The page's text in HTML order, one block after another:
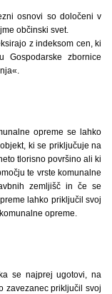
osnovi so določeni v
občinski svet.
z indeksom cen, ki
Gospodarske zbornice
opreme se lahko
ki se priključuje na
tlorisno površino ali ki
te vrste komunalne
zemljišč in če se
lahko priključil svoj
opreme.
se najprej ugotovi, na
zavezanec priključil svoj